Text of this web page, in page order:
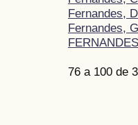
Fernandes,
Fernandes,
76 a 100 de